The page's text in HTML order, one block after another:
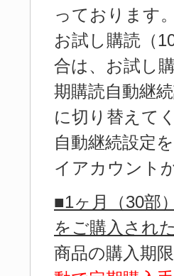
っております
お試し購読（
合は、お試し
期購読自動継
に切り替えて
自動継続設定
イアカウント
■1ヶ月（30部
をご購入され
商品の購入期